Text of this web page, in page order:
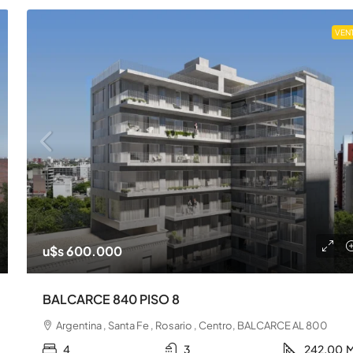
u$s 600.000
BALCARCE 840 PISO 8
Argentina , Santa Fe , Rosario , Centro, BALCARCE AL 800
4 3 242.00